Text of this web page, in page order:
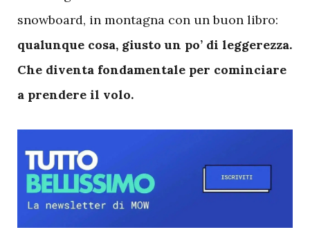
snowboard, in montagna con un buon libro:
qualunque cosa, giusto un po’ di leggerezza.
Che diventa fondamentale per cominciare
a prendere il volo.